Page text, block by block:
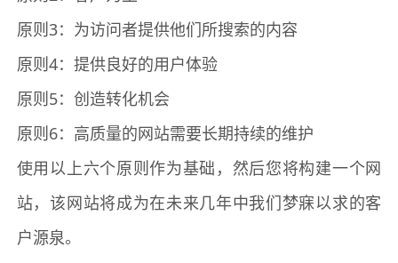
原则3：为访问者提供他们所搜索的内容
原则4：提供良好的用户体验
原则5：创造转化机会
原则6：高质量的网站需要长期持续的维护
使用以上六个原则作为基础，然后您将构建一个网
站，该网站将成为在未来几年中我们梦寐以求的客
户源泉。